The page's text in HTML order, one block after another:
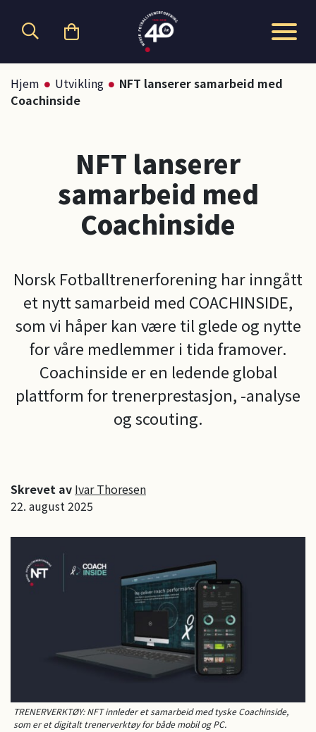
Hjem Utvikling
NFT lanserer samarbeid med
Coachinside
NFT lanserer
samarbeid med
Coachinside
Norsk Fotballtrenerforening har inngått
et nytt samarbeid med COACHINSIDE,
som vi håper kan være til glede og nytte
for våre medlemmer i tida framover.
Coachinside er en ledende global
plattform for trenerprestasjon, -analyse
og scouting.
Skrevet av Ivar Thoresen
22. august 2025
TRENERVERKTØY: NFT innleder et samarbeid med tyske Coachinside,
som er et digitalt trenerverktøy for både mobil og PC.